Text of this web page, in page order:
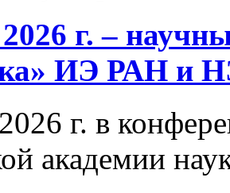
г. –
ИЭ РАН и
г. в
академии